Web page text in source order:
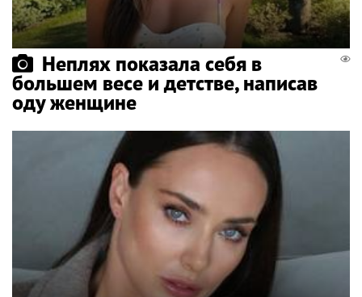
Неплях показала себя в
большем весе и детстве, написав
оду женщине